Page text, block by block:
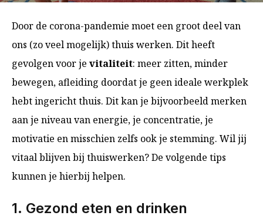
Door de corona-pandemie moet een groot deel van
ons (zo veel mogelijk) thuis werken. Dit heeft
gevolgen voor je vitaliteit: meer zitten, minder
bewegen, afleiding doordat je geen ideale werkplek
hebt ingericht thuis. Dit kan je bijvoorbeeld merken
aan je niveau van energie, je concentratie, je
motivatie en misschien zelfs ook je stemming. Wil jij
vitaal blijven bij thuiswerken? De volgende tips
kunnen je hierbij helpen.
1. Gezond eten en drinken